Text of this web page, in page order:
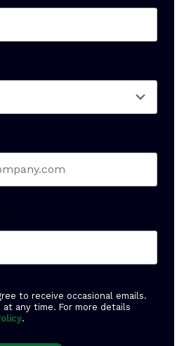
*
to receive occasional emails.
at any time. For more details
.